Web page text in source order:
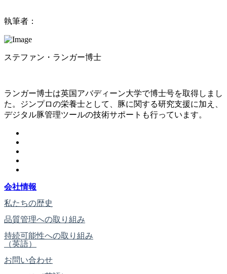
執筆者：
ステファン・ランガー博士
ランガー博士は英国アバディーン大学で博士号を取得しまし
た。ジンプロの栄養士として、豚に関する研究支援に加え、
デジタル豚管理ツールの技術サポートも行っています。
会社情報
私たちの歴史
品質管理への取り組み
持続可能性への取り組み
（英語）
お問い合わせ